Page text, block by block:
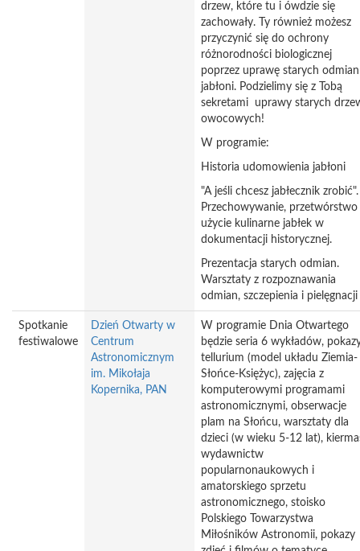
drzew, które tu i ówdzie się
zachowały. Ty również możesz
przyczynić się do ochrony
różnorodności biologicznej
poprzez uprawę starych odmian
jabłoni. Podzielimy się z Tobą
sekretami uprawy starych
owocowych!
W programie:
Historia udomowienia jabłoni
"A jeśli chcesz jabłecznik zrobić".
Przechowywanie, przetwórstwo
użycie kulinarne jabłek w
dokumentacji historycznej.
Prezentacja starych odmian.
Warsztaty z rozpoznawania
odmian, szczepienia i pielęgnacji
Spotkanie
festiwalowe
Dzień Otwarty w
Centrum
Astronomicznym
im. Mikołaja
Kopernika, PAN
W programie Dnia Otwartego
będzie seria 6 wykładów,
tellurium (model układu Ziemia-
Słońce-Księżyc), zajęcia z
komputerowymi programami
astronomicznymi, obserwacje
plam na Słońcu, warsztaty dla
dzieci (w wieku 5-12 lat),
wydawnictw
popularnonaukowych i
amatorskiego sprzetu
astronomicznego, stoisko
Polskiego Towarzystwa
Miłośników Astronomii, pokazy